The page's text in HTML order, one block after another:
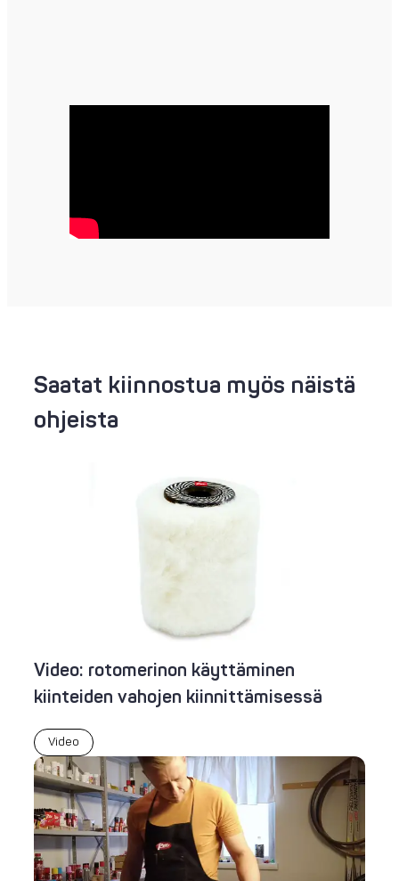
Saatat kiinnostua myös näistä
ohjeista
Video: rotomerinon käyttäminen
kiinteiden vahojen kiinnittämisessä
Video